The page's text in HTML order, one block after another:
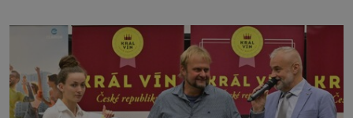
divné burácení skutečně ustane. Když o mnoho let
později hrobku